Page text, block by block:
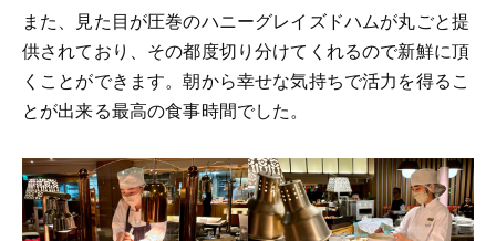
また、見た目が圧巻のハニーグレイズドハムが丸ごと提
供されており、その都度切り分けてくれるので新鮮に頂
くことができます。朝から幸せな気持ちで活力を得るこ
とが出来る最高の食事時間でした。